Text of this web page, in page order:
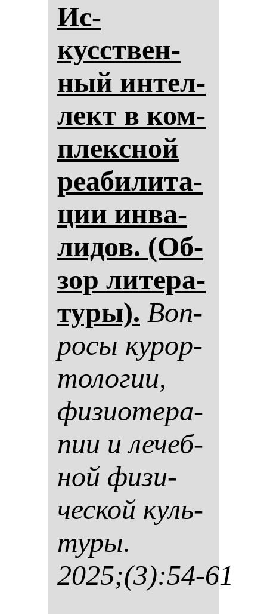
Ис­
кусствен­
ный ин­тел­
лект в ком­
плексной
ре­аби­ли­та­
ции ин­ва­
ли­дов. (Об­
зор ли­те­ра­
ту­ры). Воп­
ро­сы ку­рор­
то­ло­гии,
фи­зи­оте­ра­
пии и ле­чеб­
ной фи­зи­
чес­кой куль­
ту­ры.
2025;(3):54-61